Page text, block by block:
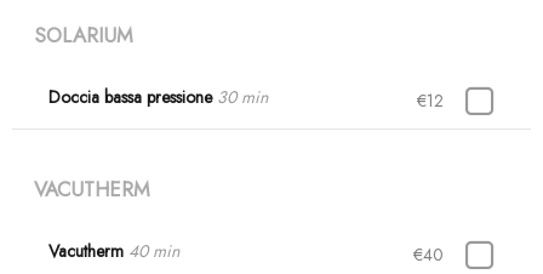
SOLARIUM
Doccia bassa pressione 30 min €12
VACUTHERM
Vacutherm 40 min €40